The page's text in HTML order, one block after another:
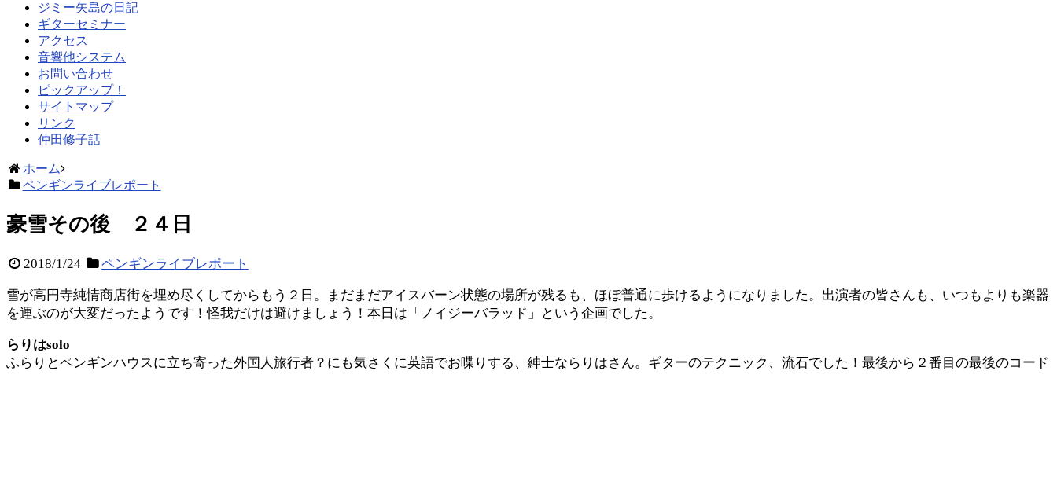
ジミー矢島の日記
ギターセミナー
アクセス
音響他システム
お問い合わせ
ピックアップ！
サイトマップ
リンク
仲田修子話
ホーム
ペンギンライブレポート
豪雪その後 ２４日
2018/1/24 ペンギンライブレポート
雪が高円寺純情商店街を埋め尽くしてからもう２日。まだまだアイスバーン状態の場所が残るも、ほぼ普通に歩けるようになりました。出演者の皆さんも、いつもよりも楽器
を運ぶのが大変だったようです！怪我だけは避けましょう！本日は「ノイジーバラッド」という企画でした。
らりはsolo
ふらりとペンギンハウスに立ち寄った外国人旅行者？にも気さくに英語でお喋りする、紳士ならりはさん。ギターのテクニック、流石でした！最後から２番目の最後のコード